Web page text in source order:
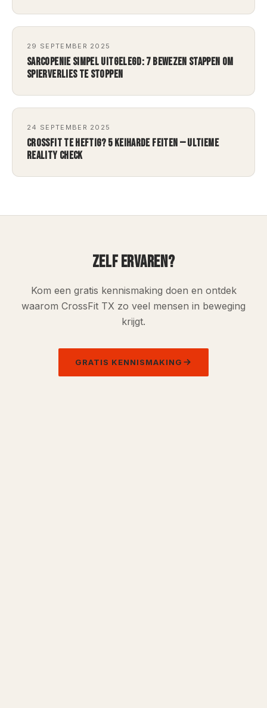
29 SEPTEMBER 2025
SARCOPENIE SIMPEL UITGELEGD: 7 BEWEZEN STAPPEN OM
SPIERVERLIES TE STOPPEN
24 SEPTEMBER 2025
CROSSFIT TE HEFTIG? 5 KEIHARDE FEITEN — ULTIEME
REALITY CHECK
ZELF ERVAREN?
Kom een gratis kennismaking doen en ontdek
waarom CrossFit TX zo veel mensen in beweging
krijgt.
GRATIS KENNISMAKING